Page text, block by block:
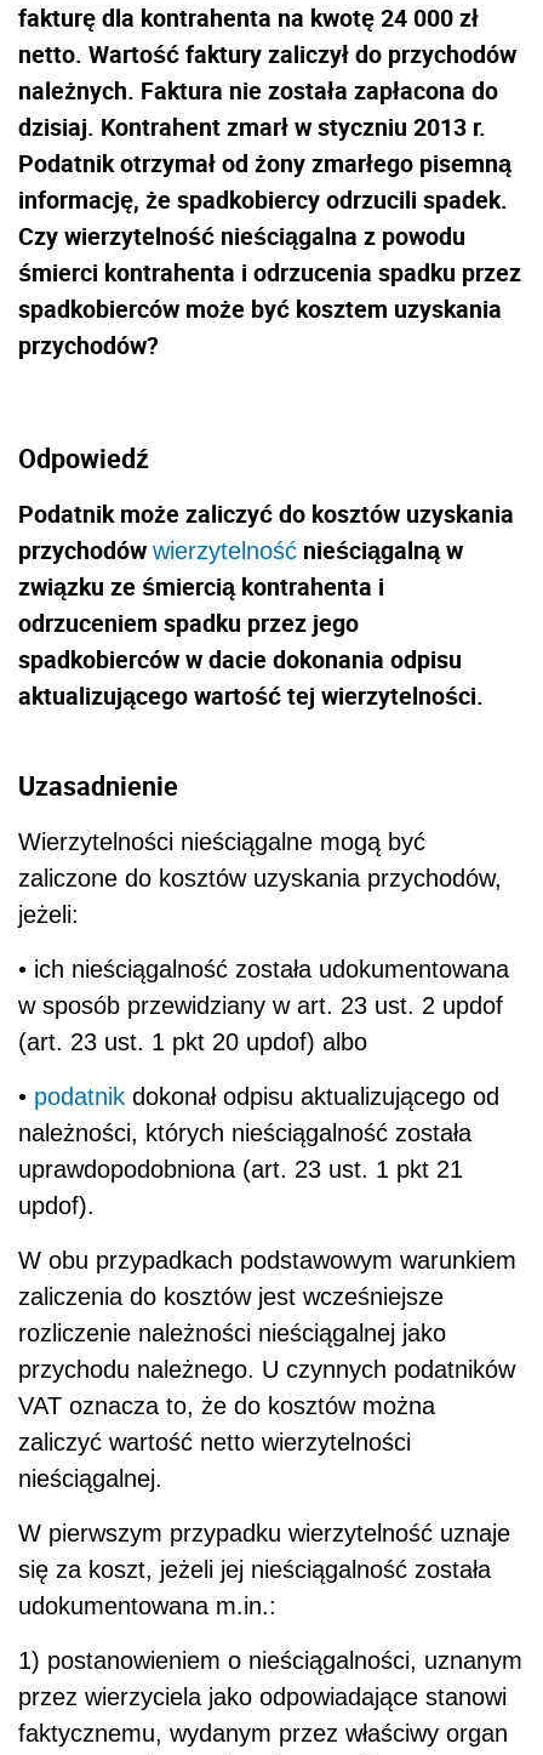
fakturę dla kontrahenta na kwotę 24 000 zł
netto. Wartość faktury zaliczył do przychodów
należnych. Faktura nie została zapłacona do
dzisiaj. Kontrahent zmarł w styczniu 2013 r.
Podatnik otrzymał od żony zmarłego pisemną
informację, że spadkobiercy odrzucili spadek.
Czy wierzytelność nieściągalna z powodu
śmierci kontrahenta i odrzucenia spadku przez
spadkobierców może być kosztem uzyskania
przychodów?
Odpowiedź
Podatnik może zaliczyć do kosztów uzyskania
przychodów wierzytelność nieściągalną w
związku ze śmiercią kontrahenta i
odrzuceniem spadku przez jego
spadkobierców w dacie dokonania odpisu
aktualizującego wartość tej wierzytelności.
Uzasadnienie
Wierzytelności nieściągalne mogą być
zaliczone do kosztów uzyskania przychodów,
jeżeli:
• ich nieściągalność została udokumentowana
w sposób przewidziany w art. 23 ust. 2 updof
(art. 23 ust. 1 pkt 20 updof) albo
• podatnik dokonał odpisu aktualizującego od
należności, których nieściągalność została
uprawdopodobniona (art. 23 ust. 1 pkt 21
updof).
W obu przypadkach podstawowym warunkiem
zaliczenia do kosztów jest wcześniejsze
rozliczenie należności nieściągalnej jako
przychodu należnego. U czynnych podatników
VAT oznacza to, że do kosztów można
zaliczyć wartość netto wierzytelności
nieściągalnej.
W pierwszym przypadku wierzytelność uznaje
się za koszt, jeżeli jej nieściągalność została
udokumentowana m.in.:
1) postanowieniem o nieściągalności, uznanym
przez wierzyciela jako odpowiadające stanowi
faktycznemu, wydanym przez właściwy organ